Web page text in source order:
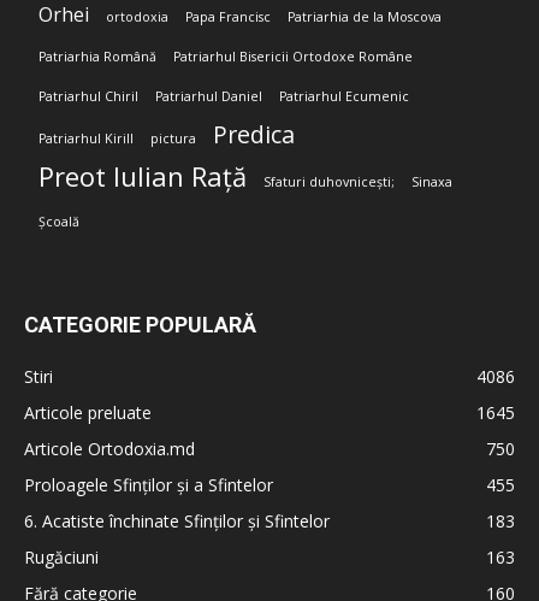
Orhei ortodoxia Papa Francisc Patriarhia de la Moscova
Patriarhia Română Patriarhul Bisericii Ortodoxe Române
Patriarhul Chiril Patriarhul Daniel Patriarhul Ecumenic
Patriarhul Kirill pictura Predica
Preot Iulian Rață Sfaturi duhovnicești; Sinaxa
Școală
CATEGORIE POPULARĂ
Stiri
4086
Articole preluate
1645
Articole Ortodoxia.md
750
Proloagele Sfinților și a Sfintelor
455
6. Acatiste închinate Sfinților și Sfintelor
183
Rugăciuni
163
Fără categorie
160